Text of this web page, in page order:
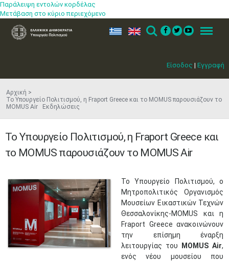
Παράλειψη εντολών κορδέλας
Μετάβαση στο κύριο περιεχόμενο
Είσοδος | Εγγραφή
ελ en Search Menu
Αρχική
Το Υπουργείο Πολιτισμού, η Fraport Greece και το MOMUS παρουσιάζουν το
MOMUS Air Εκδηλώσεις
Το Υπουργείο Πολιτισμού, η Fraport Greece και
το MOMUS παρουσιάζουν το MOMUS Air
​Το Υπουργείο Πολιτισμού, ο
Μητροπολιτικός Οργανισμός
Μουσείων Εικαστικών Τεχνών
Θεσσαλονίκης-MOMUS και η
Fraport Greece ανακοινώνουν
την επίσημη έναρξη
λειτουργίας του
MOMUS Air,
ενός νέου μουσείου που